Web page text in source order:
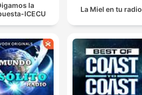
la
ICECU
La Miel en tu radio